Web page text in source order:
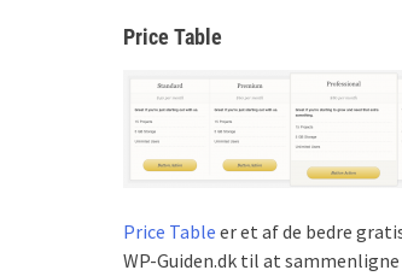
Price Table
Price Table er et af de bedre
WP-Guiden.dk til at